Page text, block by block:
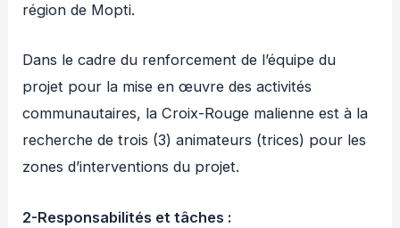
région de Mopti.
Dans le cadre du renforcement de l’équipe du
projet pour la mise en œuvre des activités
communautaires, la Croix-Rouge malienne est à la
recherche de trois (3) animateurs (trices) pour les
zones d’interventions du projet.
2-Responsabilités et tâches :